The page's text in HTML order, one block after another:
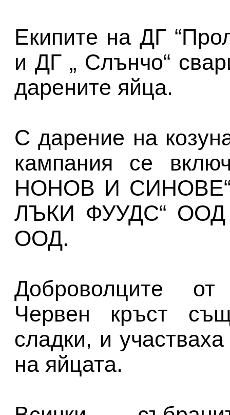
Екипите на ДГ
и ДГ „ Слънчо“
дарените яйца.
С дарение на
кампания се
НОНОВ И
ЛЪКИ ФУУДС“
ООД.
Доброволците
Червен кръст
сладки, и
на яйцата.